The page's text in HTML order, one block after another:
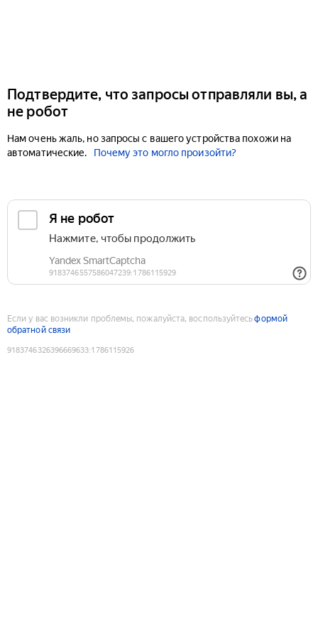
Подтвердите, что запросы отправляли вы, а
не робот
Нам очень жаль, но запросы с вашего устройства похожи на
автоматические.
Почему это могло произойти?
Если у вас возникли проблемы, пожалуйста, воспользуйтесьформой
обратной связи
9183746326396669633:1786115926